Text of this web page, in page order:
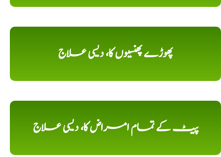
پھوڑے پھنسیوں کا، دیسی علاج
پیٹ کے تمام امراض کا، دیسی علاج